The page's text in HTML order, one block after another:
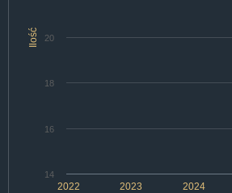
Ilość
2022 2024
2023
14
16
18
20